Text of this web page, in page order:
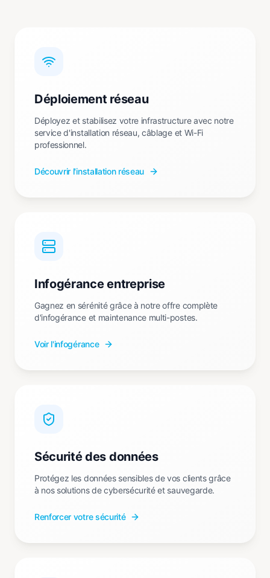
Déploiement réseau
Déployez et stabilisez votre infrastructure avec notre
service d'installation réseau, câblage et Wi-Fi
professionnel.
Découvrir l'installation réseau
Infogérance entreprise
Gagnez en sérénité grâce à notre offre complète
d'infogérance et maintenance multi-postes.
Voir l'infogérance
Sécurité des données
Protégez les données sensibles de vos clients grâce
à nos solutions de cybersécurité et sauvegarde.
Renforcer votre sécurité